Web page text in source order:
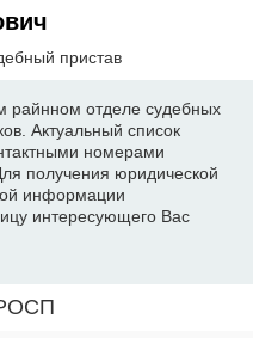
пристав
райнном отделе судебных
Актуальный список
номерами
получения юридической
информации
интересующего Вас
РОСП